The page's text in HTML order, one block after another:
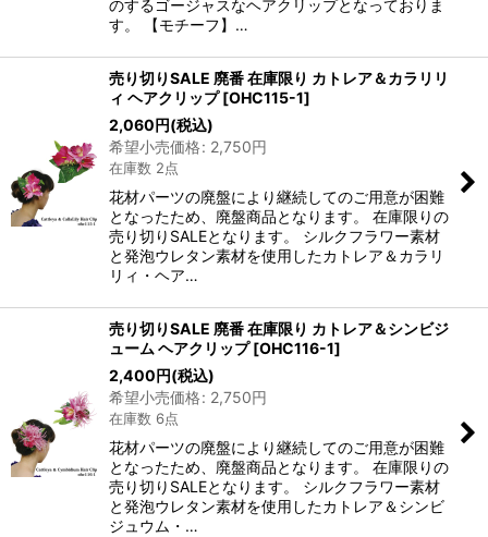
のするゴージャスなヘアクリップとなっておりま
す。 【モチーフ】…
売り切りSALE 廃番 在庫限り カトレア＆カラリリ
ィ ヘアクリップ [OHC115-1]
2,060円(税込)
希望小売価格: 2,750円
在庫数 2点
花材パーツの廃盤により継続してのご用意が困難
となったため、廃盤商品となります。 在庫限りの
売り切りSALEとなります。 シルクフラワー素材
と発泡ウレタン素材を使用したカトレア＆カラリ
リィ・ヘア…
売り切りSALE 廃番 在庫限り カトレア＆シンビジ
ューム ヘアクリップ [OHC116-1]
2,400円(税込)
希望小売価格: 2,750円
在庫数 6点
花材パーツの廃盤により継続してのご用意が困難
となったため、廃盤商品となります。 在庫限りの
売り切りSALEとなります。 シルクフラワー素材
と発泡ウレタン素材を使用したカトレア＆シンビ
ジュウム・…